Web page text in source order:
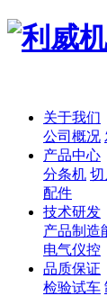
关于我们
公司概况
产品中心
分条机 切
配件
技术研发
产品制造
电气仪控
品质保证
检验试车